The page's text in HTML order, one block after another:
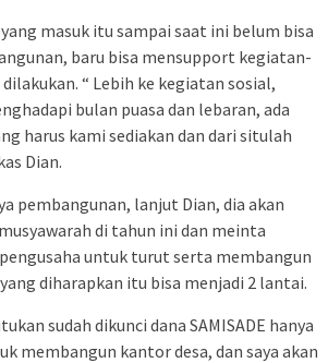
masuk itu sampai saat ini belum bisa
baru bisa mensupport kegiatan-
“ Lebih ke kegiatan sosial,
bulan puasa dan lebaran, ada
harus kami sediakan dan dari situlah
Dian.
pembangunan, lanjut Dian, dia akan
di tahun ini dan meinta
untuk turut serta membangun
diharapkan itu bisa menjadi 2 lantai.
sudah dikunci dana SAMISADE hanya
membangun kantor desa, dan saya akan